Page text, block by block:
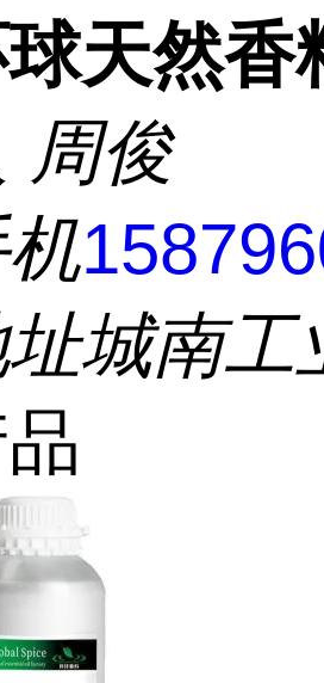
天然香
周俊
城南工